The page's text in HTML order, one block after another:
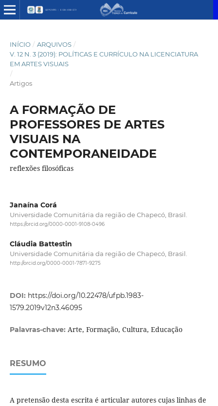
INÍCIO / ARQUIVOS /
V. 12 N. 3 (2019): POLÍTICAS E CURRÍCULO NA LICENCIATURA
EM ARTES VISUAIS
/
Artigos
A FORMAÇÃO DE
PROFESSORES DE ARTES
VISUAIS NA
CONTEMPORANEIDADE
reflexões filosóficas
Janaína Corá
Universidade Comunitária da região de Chapecó, Brasil.
https://orcid.org/0000-0001-9108-0496
Cláudia Battestin
Universidade Comunitária da região de Chapecó, Brasil.
http://orcid.org/0000-0001-7871-9275
DOI: https://doi.org/10.22478/ufpb.1983-
1579.2019v12n3.46095
Palavras-chave: Arte, Formação, Cultura, Educação
RESUMO
A pretensão desta escrita é articular autores cujas linhas de